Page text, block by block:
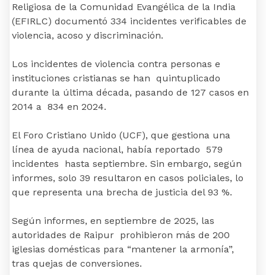
Religiosa de la Comunidad Evangélica de la India
(EFIRLC) documentó 334 incidentes verificables de
violencia, acoso y discriminación.
Los incidentes de violencia contra personas e
instituciones cristianas se han quintuplicado
durante la última década, pasando de 127 casos en
2014 a 834 en 2024.
El Foro Cristiano Unido (UCF), que gestiona una
línea de ayuda nacional, había reportado 579
incidentes hasta septiembre. Sin embargo, según
informes, solo 39 resultaron en casos policiales, lo
que representa una brecha de justicia del 93 %.
Según informes, en septiembre de 2025, las
autoridades de Raipur prohibieron más de 200
iglesias domésticas para “mantener la armonía”,
tras quejas de conversiones.